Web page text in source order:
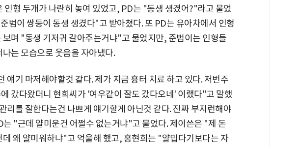
인형 두개가 나란히 놓여 있었고, PD는 "동생 생겼어?"라고 물었
범이 쌍둥이 동생 생겼다"고 받아쳤다. 또 PD는 유아차에서 인형
보며 "동생 기저귀 갈아주는거냐"고 물었지만, 준범이는 인형들
는 모습으로 웃음을 자아냈다.
얘기 마저해야할것 같다. 제가 지금 흉터 치료 하고 있다. 저번주
갔다왔더니 현희씨가 '여우같이 잘도 갔다오네' 이랬다"고 말했
리를 잘한다는건 나쁘게 얘기할게 아닌것 같다. 진짜 부지런해야
"근데 얄미운건 어쩔수 없는거냐"고 물었다. 제이쓴은 "제 돈
데 왜 얄미워하냐"고 억울해 했고, 홍현희는 "얄밉다기보다는 자